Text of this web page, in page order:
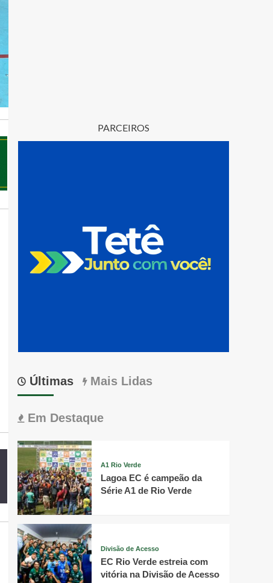
PARCEIROS
Últimas Mais Lidas
Em Destaque
A1 Rio Verde
Lagoa EC é campeão da
Série A1 de Rio Verde
Divisão de Acesso
EC Rio Verde estreia com
vitória na Divisão de Acesso